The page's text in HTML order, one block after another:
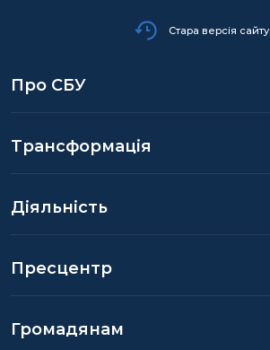
Стара версія сайту
Про СБУ
Трансформація
Діяльність
Пресцентр
Громадянам